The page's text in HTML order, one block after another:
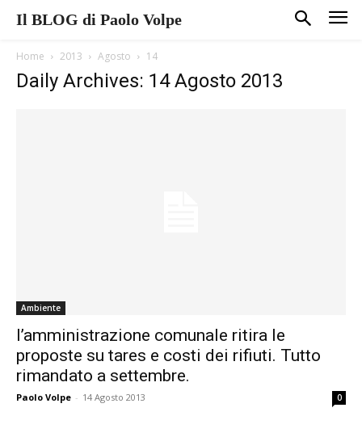
Il BLOG di Paolo Volpe
Home 2013 Agosto 14
Daily Archives: 14 Agosto 2013
Ambiente
l’amministrazione comunale ritira le
proposte su tares e costi dei rifiuti. Tutto
rimandato a settembre.
Paolo Volpe - 14 Agosto 2013 0